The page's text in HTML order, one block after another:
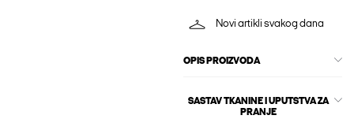
Novi artikli svakog dana
OPIS PROIZVODA
SASTAV TKANINE I UPUTSTVA ZA
PRANJE